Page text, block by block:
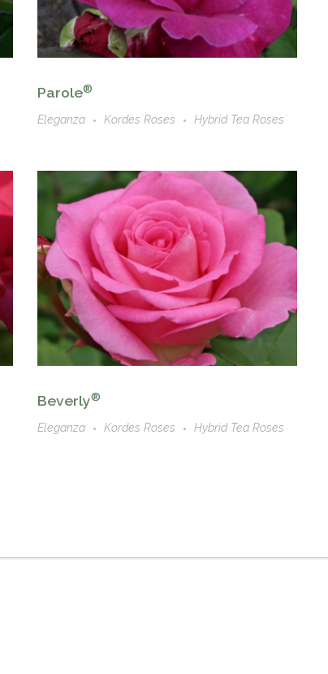
Parole®
Eleganza Kordes Roses Hybrid Tea Roses
Beverly®
Eleganza Kordes Roses Hybrid Tea Roses